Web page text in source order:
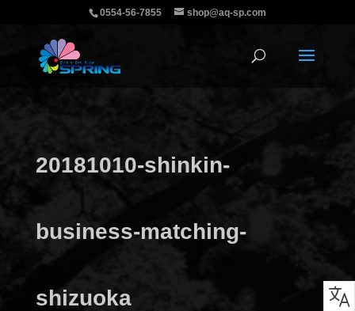
0554-56-7855 shop@aq-sp.com
20181010-shinkin-
business-matching-
shizuoka